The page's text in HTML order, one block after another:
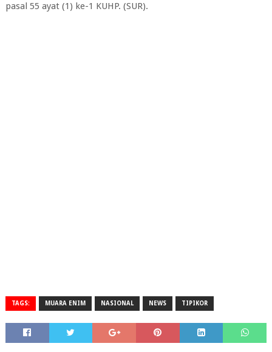
pasal 55 ayat (1) ke-1 KUHP. (SUR).
TAGS: MUARA ENIM NASIONAL NEWS TIPIKOR